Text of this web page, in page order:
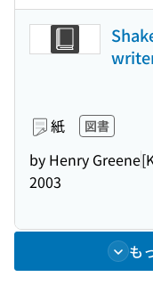
紙 図書
by Henry Greene
2003
も